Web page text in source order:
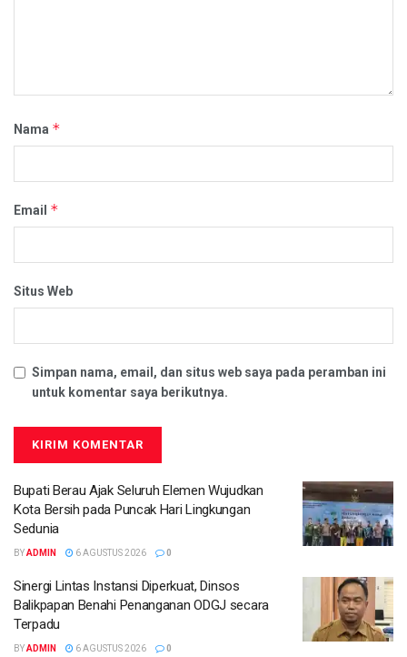
Nama *
Email *
Situs Web
Simpan nama, email, dan situs web saya pada peramban ini
untuk komentar saya berikutnya.
Bupati Berau Ajak Seluruh Elemen Wujudkan
Kota Bersih pada Puncak Hari Lingkungan
Sedunia
BYADMIN 6 AGUSTUS 2026 0
Sinergi Lintas Instansi Diperkuat, Dinsos
Balikpapan Benahi Penanganan ODGJ secara
Terpadu
BYADMIN 6 AGUSTUS 2026 0